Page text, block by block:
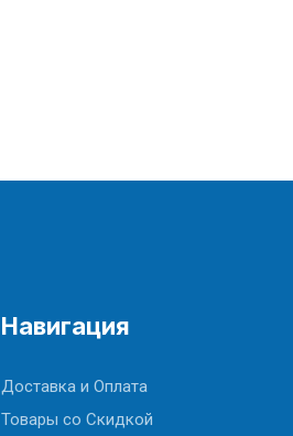
Навигация
Доставка и Оплата
Товары со Скидкой